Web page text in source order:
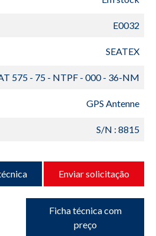
E0032
SEATEX
575 - 75 - NTPF - 000 - 36-NM
GPS Antenne
S/N : 8815
Enviar solicitação
Ficha técnica com
preço